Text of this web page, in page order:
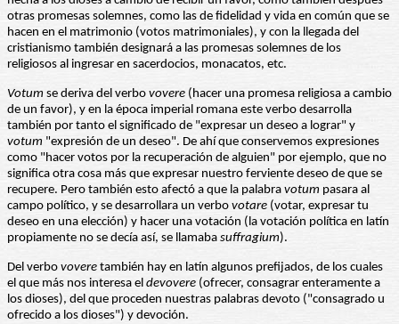
otras promesas solemnes, como las de fidelidad y vida en común que se
hacen en el matrimonio (votos matrimoniales), y con la llegada del
cristianismo también designará a las promesas solemnes de los
religiosos al ingresar en sacerdocios, monacatos, etc.
Votum se deriva del verbo vovere (hacer una promesa religiosa a cambio
de un favor), y en la época imperial romana este verbo desarrolla
también por tanto el significado de "expresar un deseo a lograr" y
votum "expresión de un deseo". De ahí que conservemos expresiones
como "hacer votos por la recuperación de alguien" por ejemplo, que no
significa otra cosa más que expresar nuestro ferviente deseo de que se
recupere. Pero también esto afectó a que la palabra votum pasara al
campo político, y se desarrollara un verbo votare (votar, expresar tu
deseo en una elección) y hacer una votación (la votación política en latín
propiamente no se decía así, se llamaba suffragium).
Del verbo vovere también hay en latín algunos prefijados, de los cuales
el que más nos interesa el devovere (ofrecer, consagrar enteramente a
los dioses), del que proceden nuestras palabras devoto ("consagrado u
ofrecido a los dioses") y devoción.